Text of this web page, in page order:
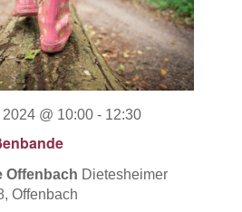
2024 @ 10:00 - 12:30
Offenbach Dietesheimer
Offenbach